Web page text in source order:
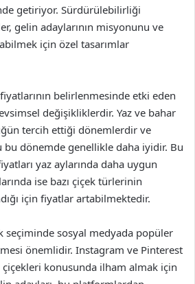
getiriyor. Sürdürülebilirliği
gelin adaylarının misyonunu ve
için özel tasarımlar
belirlenmesinde etki eden
değişikliklerdir. Yaz ve bahar
tercih ettiği dönemlerdir ve
dönemde genellikle daha iyidir. Bu
yaz aylarında daha uygun
ise bazı çiçek türlerinin
için fiyatlar artabilmektedir.
seçiminde sosyal medyada popüler
önemlidir. Instagram ve Pinterest
konusunda ilham almak için